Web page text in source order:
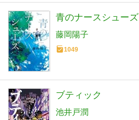
青のナースシューズ
藤岡陽子
1049
ブティック
池井戸潤